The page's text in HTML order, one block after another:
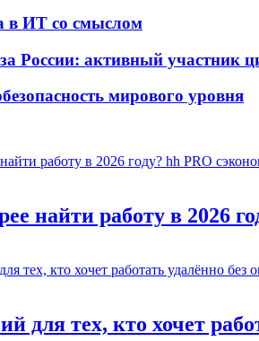
ИТ со смыслом
России: активный участник
мирового уровня
найти работу в 2026
для тех, кто хочет